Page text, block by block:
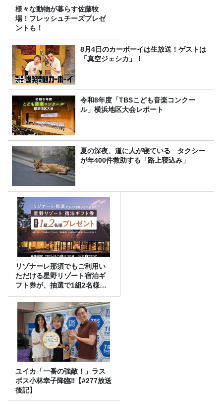
様々な動物が暮らす佐藤牧
場！フレッシュチーズプレゼ
ントも！
8月4日のカーボーイは生放送！ゲストは
「真空ジェシカ」！
令和8年度「TBSこども音楽コンクー
ル」横浜地区大会レポート
夏の深夜、道に人が寝ている タクシー
が年400件救助する「路上寝込み」
リゾナーレ那須でもご利用い
ただける星野リゾート宿泊ギ
フト券が、抽選で1組2名様に
プレゼント！
ユイカ「一番の強敵！」ラス
ボス小林幸子降臨‼【#277放送
後記】